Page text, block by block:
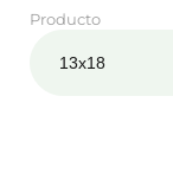
Producto